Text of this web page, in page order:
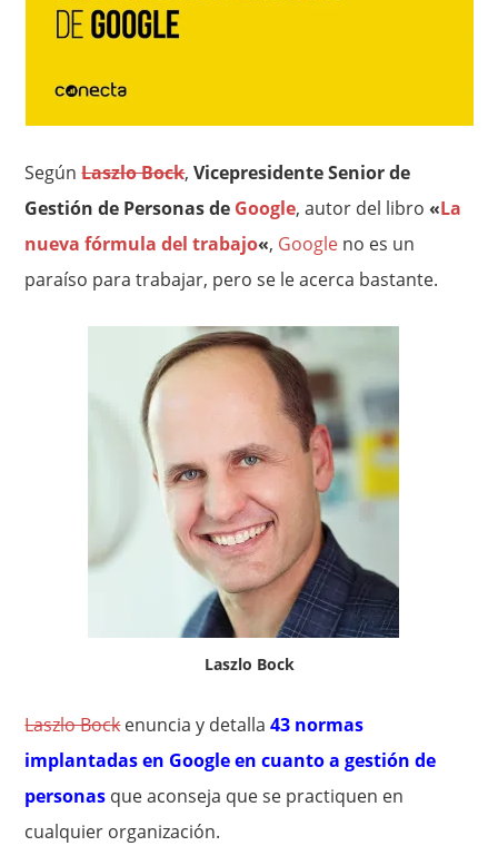
SegúnLaszlo Bock,Vicepresidente Senior de
Gestión de Personas de Google, autor del libro«La
nueva fórmula del trabajo«, Google no es un
paraíso para trabajar, pero se le acerca bastante.
Laszlo Bock
Laszlo Bockenuncia y detalla43 normas
implantadas en Google en cuanto a gestión de
personas que aconseja que se practiquen en
cualquier organización.